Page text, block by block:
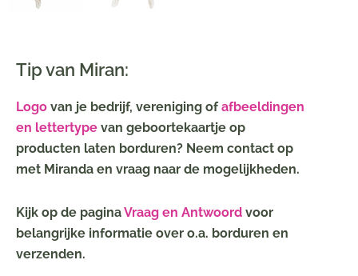
Tip van Miran:
Logo van je bedrijf, vereniging ofafbeeldingen
en lettertype van geboortekaartje op
producten laten borduren? Neem contact op
met Miranda en vraag naar de mogelijkheden.
Kijk op de paginaVraag en Antwoord voor
belangrijke informatie over o.a. borduren en
verzenden.